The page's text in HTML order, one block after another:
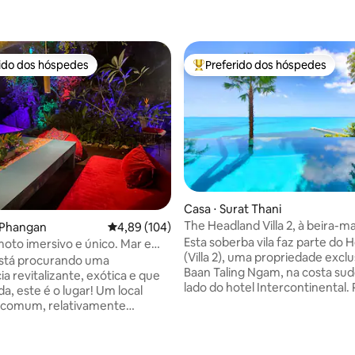
preferidos dos hóspedes
dos hóspedes
4,89 de uma avaliação média de 5, 104
4,89 (104)
imersivo e único. Mar e
procurando uma
revitalizante, exótica e que
é o lugar! Um local
relativamente
Entre os melhores preferidos
Preferido dos hóspedes
Casa ⋅ Surat Thani
The Headland Villa 2, à beira-
sol em Samui
Esta soberba vila faz parte do
(Villa 2), uma propriedade
Baan Taling Ngam, na costa
lado do hotel Intercontinental.